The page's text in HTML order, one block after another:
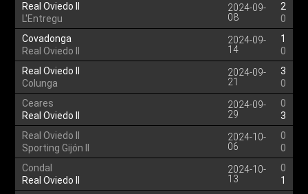
Real Oviedo II
L'Entregu
2024-09-
08
2
0
Covadonga
Real Oviedo II
2024-09-
14
1
0
Real Oviedo II
Colunga
2024-09-
21
3
0
Ceares
Real Oviedo II
2024-09-
29
0
3
Real Oviedo II
Sporting Gijón II
2024-10-
06
0
0
Condal
Real Oviedo II
2024-10-
13
0
1